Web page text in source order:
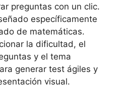
preguntas con un clic.
específicamente
de matemáticas.
la dificultad, el
y el tema
generar test ágiles y
visual.